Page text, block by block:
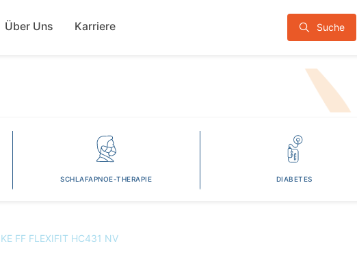
zum
Suche
Über Uns Karriere
SCHLAFAPNOE-THERAPIE DIABETES
FF FLEXIFIT HC431 NV